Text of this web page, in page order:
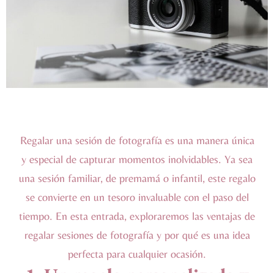
Regalar una sesión de fotografía es una manera única
y especial de capturar momentos inolvidables. Ya sea
una sesión familiar, de premamá o infantil, este regalo
se convierte en un tesoro invaluable con el paso del
tiempo. En esta entrada, exploraremos las ventajas de
regalar sesiones de fotografía y por qué es una idea
perfecta para cualquier ocasión.